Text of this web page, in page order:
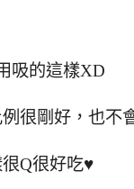
吸的這樣XD
很剛好，也不
Q很好吃♥